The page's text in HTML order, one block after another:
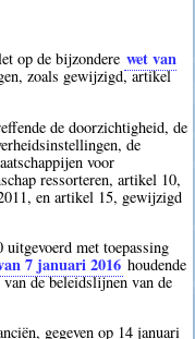
op de bijzondere wet van
zoals gewijzigd, artikel
de doorzichtigheid, de
de
voor
ressorteren, artikel 10,
en artikel 15, gewijzigd
met toepassing
7 januari 2016 houdende
de beleidslijnen van de
gegeven op 14 januari